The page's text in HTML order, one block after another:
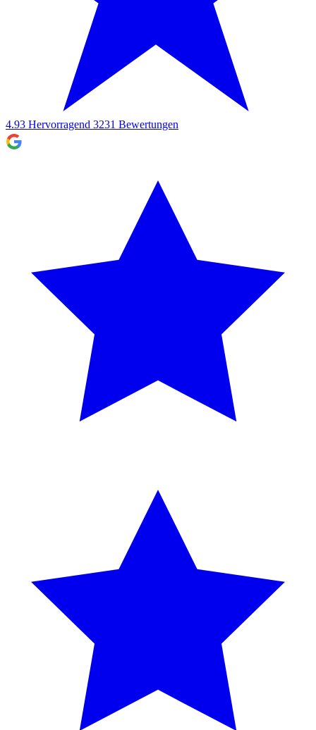
4.93 Hervorragend 3231 Bewertungen